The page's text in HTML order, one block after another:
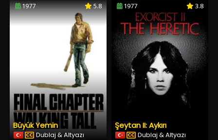
1977 5.8
Büyük Yemin
Dublaj & Altyazı
1977 3.8
Şeytan II: Aykırı
Dublaj & Altyazı